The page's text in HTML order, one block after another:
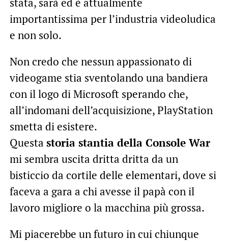
importantissima per l’industria videoludica
e non solo.
Non credo che nessun appassionato di
videogame stia sventolando una bandiera
con il logo di Microsoft sperando che,
all’indomani dell’acquisizione, PlayStation
smetta di esistere.
Questa storia stantia della Console War
mi sembra uscita dritta dritta da un
bisticcio da cortile delle elementari, dove si
faceva a gara a chi avesse il papà con il
lavoro migliore o la macchina più grossa.
Mi piacerebbe un futuro in cui chiunque